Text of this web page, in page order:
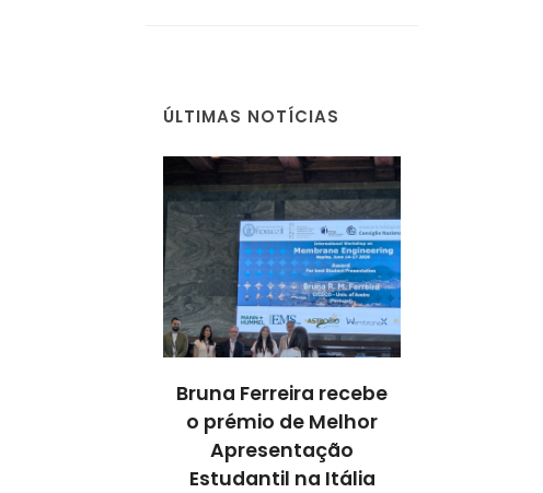
ÚLTIMAS NOTÍCIAS
Bruna Ferreira recebe
o prémio de Melhor
Apresentação
Estudantil na Itália